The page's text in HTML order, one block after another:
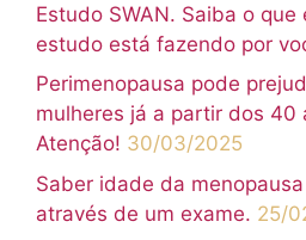
Estudo SWAN. Saiba o
estudo está fazendo por
Perimenopausa pode
mulheres já a partir dos 40
Atenção! 30/03/2025
Saber idade da
através de um exame. 25/